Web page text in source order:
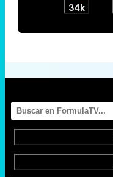
34k